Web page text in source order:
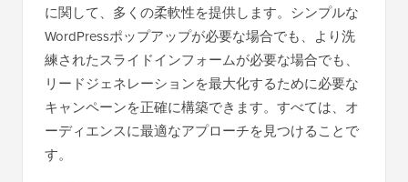
に関して、多くの柔軟性を提供します。シンプルな
WordPressポップアップが必要な場合でも、より洗
練されたスライドインフォームが必要な場合でも、
リードジェネレーションを最大化するために必要な
キャンペーンを正確に構築できます。すべては、オ
ーディエンスに最適なアプローチを見つけることで
す。